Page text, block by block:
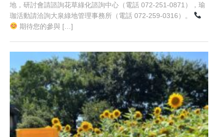
地，研討會請諮詢花草綠化諮詢中心（電話 072-251-0871），瑜
珈活動請洽詢大泉綠地管理事務所（電話 072-259-0316）。
期待您的參與 […]